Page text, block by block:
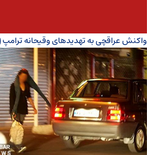
واکنش عراقچی به تهدیدهای وقیحانه ترامپ